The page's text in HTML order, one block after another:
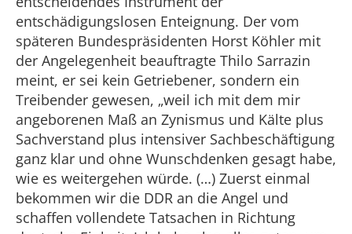
entschädigungslosen Enteignung. Der vom
späteren Bundespräsidenten Horst Köhler mit
der Angelegenheit beauftragte Thilo Sarrazin
meint, er sei kein Getriebener, sondern ein
Treibender gewesen, „weil ich mit dem mir
angeborenen Maß an Zynismus und Kälte plus
Sachverstand plus intensiver Sachbeschäftigung
ganz klar und ohne Wunschdenken gesagt habe,
wie es weitergehen würde. (…) Zuerst einmal
bekommen wir die DDR an die Angel und
schaffen vollendete Tatsachen in Richtung